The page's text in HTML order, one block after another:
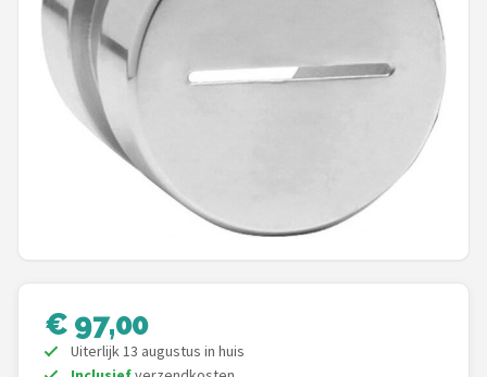
Staafmixers
Juicers
Shop
POPULAIRE MERKEN
Magimix
€ 97,00
Uiterlijk 13 augustus in huis